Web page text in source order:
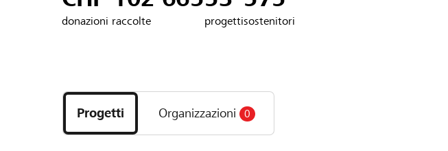
donazioni raccolte progettisostenitori
i
progetti
e
Progetti Organizzazioni 0